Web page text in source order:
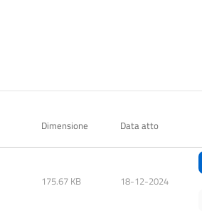
Dimensione Data atto
175.67 KB 18-12-2024